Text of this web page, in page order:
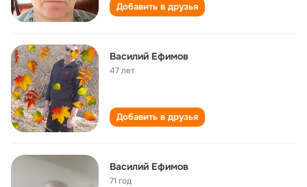
Добавить в друзья
Василий Ефимов
47 лет
Добавить в друзья
Василий Ефимов
71 год